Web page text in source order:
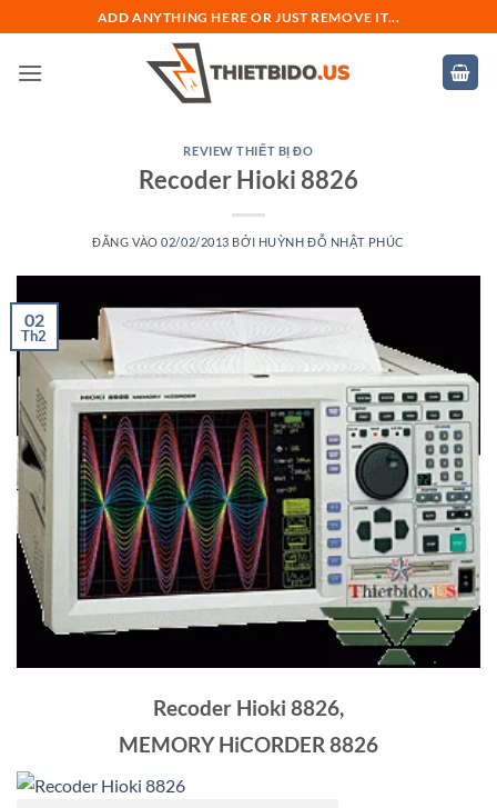
qua
nội
ADD ANYTHING HERE OR JUST REMOVE IT...
REVIEW THIẾT BỊ ĐO
Recoder Hioki 8826
ĐĂNG VÀO02/02/2013 BỞI HUỲNH ĐỖ NHẬT PHÚC
02
Th2
Recoder Hioki 8826,
MEMORY HiCORDER 8826